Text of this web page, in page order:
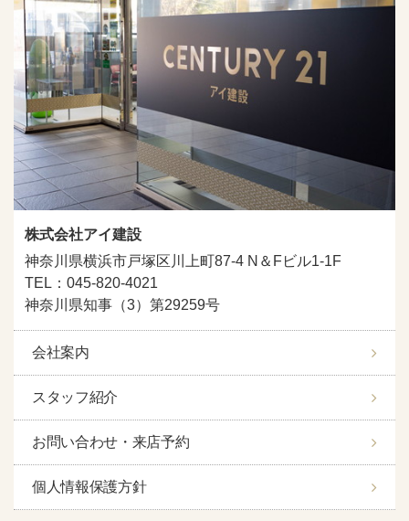
株式会社アイ建設
神奈川県横浜市戸塚区川上町87-4 N＆Fビル1-1F
TEL：045-820-4021
神奈川県知事（3）第29259号
会社案内
スタッフ紹介
お問い合わせ・来店予約
個人情報保護方針